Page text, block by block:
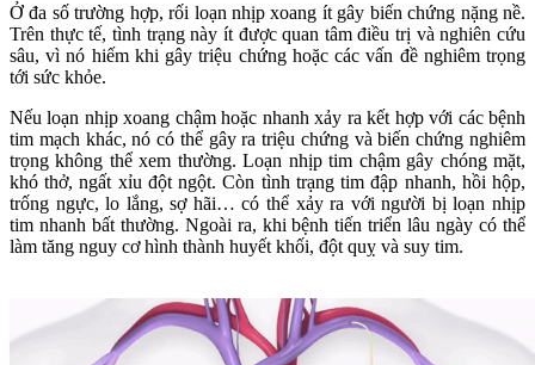
Ở đa số trường hợp, rối loạn nhịp xoang ít gây biến chứng nặng nề.
Trên thực tế, tình trạng này ít được quan tâm điều trị và nghiên cứu
sâu, vì nó hiếm khi gây triệu chứng hoặc các vấn đề nghiêm trọng
tới sức khỏe.
Nếu loạn nhịp xoang chậm hoặc nhanh xảy ra kết hợp với các bệnh
tim mạch khác, nó có thể gây ra triệu chứng và biến chứng nghiêm
trọng không thể xem thường. Loạn nhịp tim chậm gây chóng mặt,
khó thở, ngất xỉu đột ngột. Còn tình trạng tim đập nhanh, hồi hộp,
trống ngực, lo lắng, sợ hãi… có thể xảy ra với người bị loạn nhịp
tim nhanh bất thường. Ngoài ra, khi bệnh tiến triển lâu ngày có thể
làm tăng nguy cơ hình thành huyết khối, đột quỵ và suy tim.